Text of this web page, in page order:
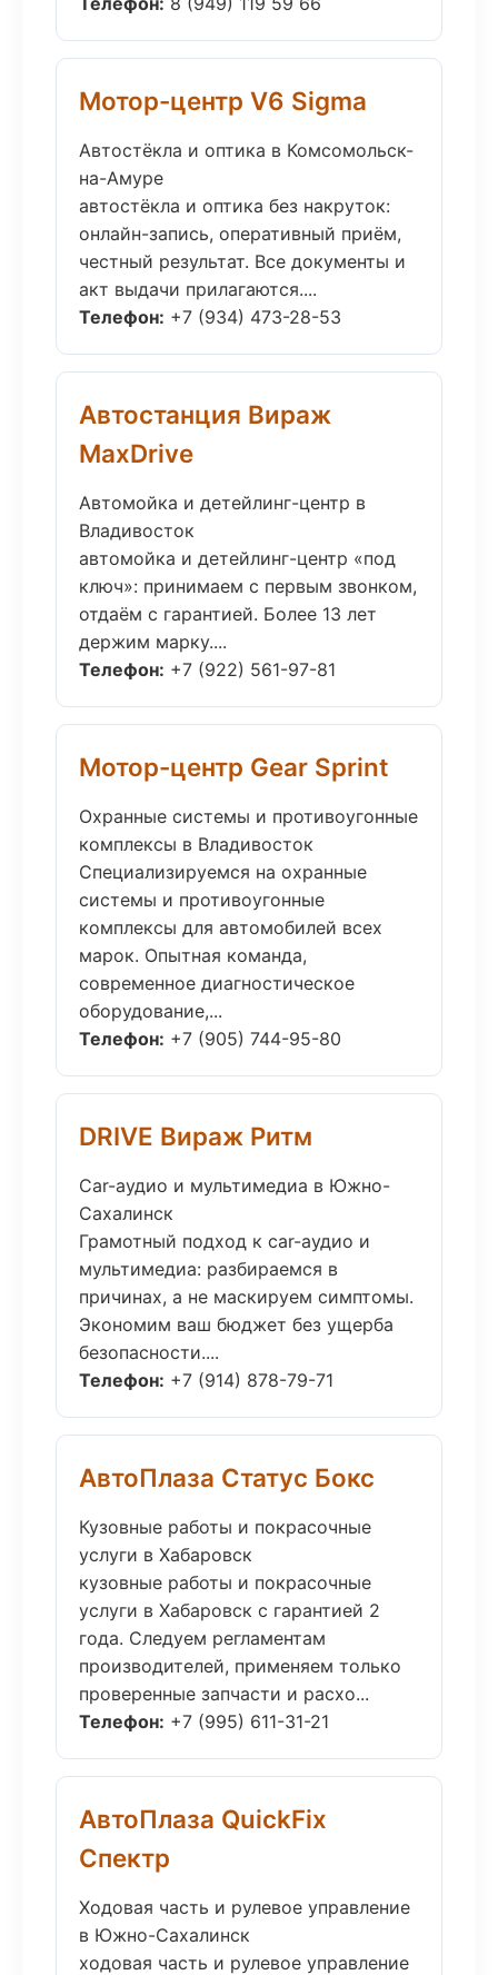
Мотор-центр V6 Sigma
Автостёкла и оптика в Комсомольск-
на-Амуре
автостёкла и оптика без накруток:
онлайн-запись, оперативный приём,
честный результат. Все документы и
акт выдачи прилагаются....
Телефон: +7 (934) 473-28-53
Автостанция Вираж
MaxDrive
Автомойка и детейлинг-центр в
Владивосток
автомойка и детейлинг-центр «под
ключ»: принимаем с первым звонком,
отдаём с гарантией. Более 13 лет
держим марку....
Телефон: +7 (922) 561-97-81
Мотор-центр Gear Sprint
Охранные системы и противоугонные
комплексы в Владивосток
Специализируемся на охранные
системы и противоугонные
комплексы для автомобилей всех
марок. Опытная команда,
современное диагностическое
оборудование,...
Телефон: +7 (905) 744-95-80
DRIVE Вираж Ритм
Car-аудио и мультимедиа в Южно-
Сахалинск
Грамотный подход к car-аудио и
мультимедиа: разбираемся в
причинах, а не маскируем симптомы.
Экономим ваш бюджет без ущерба
безопасности....
Телефон: +7 (914) 878-79-71
АвтоПлаза Статус Бокс
Кузовные работы и покрасочные
услуги в Хабаровск
кузовные работы и покрасочные
услуги в Хабаровск с гарантией 2
года. Следуем регламентам
производителей, применяем только
проверенные запчасти и расхо...
Телефон: +7 (995) 611-31-21
АвтоПлаза QuickFix
Спектр
Ходовая часть и рулевое управление
в Южно-Сахалинск
ходовая часть и рулевое управление